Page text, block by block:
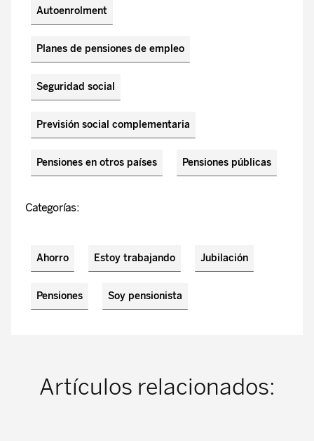
Autoenrolment
Planes de pensiones de empleo
Seguridad social
Previsión social complementaria
Pensiones en otros países Pensiones públicas
Categorías:
Ahorro Estoy trabajando Jubilación
Pensiones Soy pensionista
Artículos relacionados: